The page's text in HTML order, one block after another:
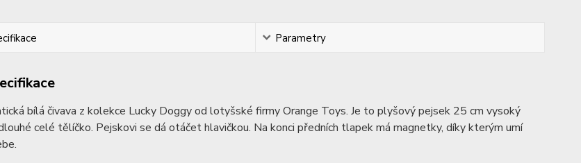
Parametry
bílá čivava z kolekce Lucky Doggy od lotyšské firmy Orange Toys. Je to plyšový pejsek 25 cm vysoký
celé tělíčko. Pejskovi se dá otáčet hlavičkou. Na konci předních tlapek má magnetky, díky kterým umí